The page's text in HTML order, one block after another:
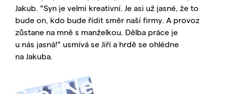
Jakub. "Syn je velmi kreativní. Je asi už jasné, že to
bude on, kdo bude řídit směr naší firmy. A provoz
zůstane na mně s manželkou. Dělba práce je
u nás jasná!" usmívá se Jiří a hrdě se ohlédne
na Jakuba.